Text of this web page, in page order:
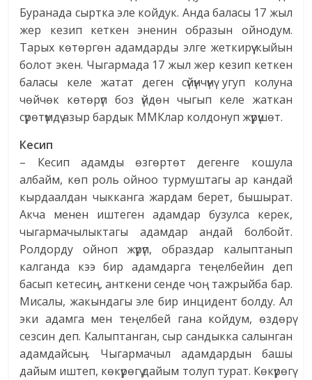
Буранада сыртка эле койдук. Анда баласы 17 жыл
жер кезип кеткен эненин образын ойнодум.
Тарых көтөргөн адамдарды элге жеткирүү кыйын
болот экен. Чыгармада 17 жыл жер кезип кеткен
баласы келе жатат деген сүйүнчүнү угуп колуна
чөйчөк көтөрүп боз үйдөн чыгып келе жаткан
сүрөтүмдү азыр бардык ММКлар колдонуп жүрүшөт.
Кесип
– Кесип адамды өзгөртөт дегенге кошула
албайм, көп роль ойноо турмуштагы ар кандай
кырдаалдан чыкканга жардам берет, бышырат.
Акча менен иштеген адамдар бузулса керек,
чыгармачылыктагы адамдар андай болбойт.
Ролдорду ойноп жүрүп, образдар калыптанып
калганда кээ бир адамдарга теңелбейин деп
басып кетесиң, анткени сенде чоң тажрыйба бар.
Мисалы, жакындагы эле бир инцидент болду. Ал
эки адамга мен теңелбей гана койдум, өздөрү
сезсин деп. Калыптанган, сыр сандыкка салынган
адамдайсың. Чыгармачыл адамдардын башы
дайым иштеп, көкүрөгү дайым толуп турат. Көкүрөгү